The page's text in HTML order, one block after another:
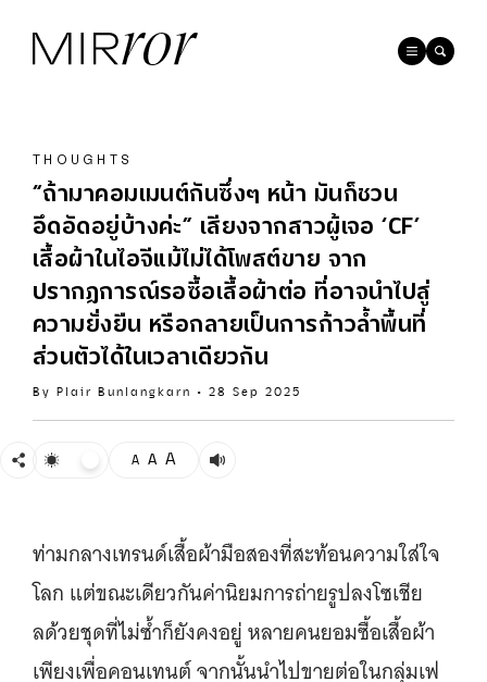
THOUGHTS
“ถ้ามาคอมเมนต์กันซึ่งๆ หน้า มันก็ชวน
อึดอัดอยู่บ้างค่ะ” เสียงจากสาวผู้เจอ ‘CF’
เสื้อผ้าในไอจีแม้ไม่ได้โพสต์ขาย จาก
ปรากฏการณ์รอซื้อเสื้อผ้าต่อ ที่อาจนำไปสู่
ความยั่งยืน หรือกลายเป็นการก้าวล้ำพื้นที่
ส่วนตัวได้ในเวลาเดียวกัน
By Plair Bunlangkarn • 28 Sep 2025
A A A
ท่ามกลางเทรนด์เสื้อผ้ามือสองที่สะท้อนความใส่ใจ
โลก แต่ขณะเดียวกันค่านิยมการถ่ายรูปลงโซเชีย
ลด้วยชุดที่ไม่ซ้ำก็ยังคงอยู่ หลายคนยอมซื้อเสื้อผ้า
เพียงเพื่อคอนเทนต์ จากนั้นนำไปขายต่อในกลุ่มเฟ